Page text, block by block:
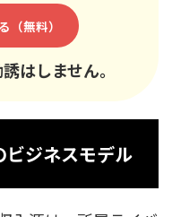
（無料）
はしません。
ジネスモデル